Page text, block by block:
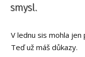
smysl.
V lednu sis mohla
Teď už máš důkazy.